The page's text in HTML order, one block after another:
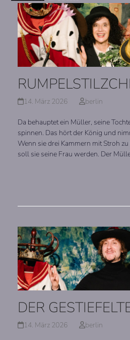
menu
menu
14. März 2026 berlin
Da behauptet ein Müller, seine
spinnen. Das hört der König und
Wenn sie drei Kammern mit Stroh
soll sie seine Frau werden. Der
DER
14. März 2026 berlin